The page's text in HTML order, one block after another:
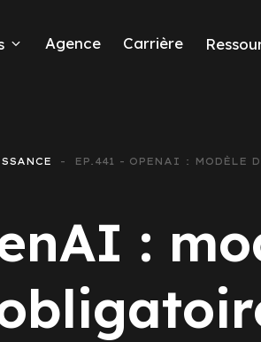
Agence Carrière
EP.441 - OPENAI : MODÈLE
: